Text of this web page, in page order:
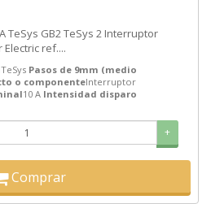
ref....
TeSys Pasos de 9mm (medio
o componenteInterruptor
10 A Intensidad disparo
+
Comprar